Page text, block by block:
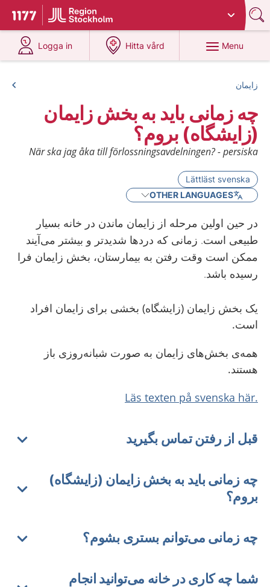
To start page for 1177
Du har valt region
Logga in
at 1177.se
Hitta vård
at 1177.se
Menu
زایمان
چه زمانی باید به بخش زایمان
(زایشگاه) بروم؟
När ska jag åka till förlossningsavdelningen? - persiska
Lättläst svenska
OTHER LANGUAGES
در حین اولین مرحله از زایمان ماندن در خانه بسیار
طبیعی است. زمانی که دردها شدیدتر و بیشتر می‌آیند
ممکن است وقت رفتن به بیمارستان، بخش زایمان فرا
رسیده باشد.
یک بخش زایمان (زایشگاه) بخشی برای زایمان افراد
است.
همه‌ی بخش‌های زایمان به صورت شبانه‌روزی باز
هستند.
.Läs texten på svenska här
قبل از رفتن تماس بگیرید
چه زمانی باید به بخش زایمان (زایشگاه)
بروم؟
چه زمانی می‌توانم بستری بشوم؟
شما چه کاری در خانه می‌توانید انجام